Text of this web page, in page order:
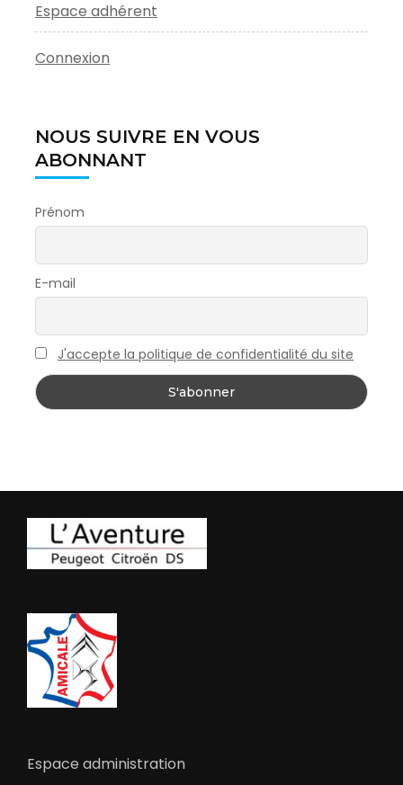
Espace adhérent
Connexion
NOUS SUIVRE EN VOUS
ABONNANT
Prénom
E-mail
J'accepte la politique de confidentialité du site
Espace administration